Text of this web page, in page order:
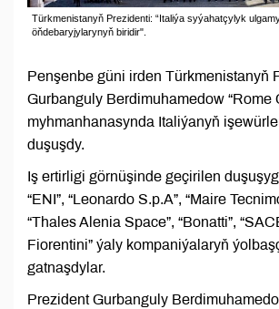
Türkmenistanyň Prezidenti: “Italiýa syýahatçylyk
öňdebaryjylarynyň biridir".
Penşenbe güni irden Türkmenistanyň
Gurbanguly Berdimuhamedow “Rome
myhmanhanasynda Italiýanyň
duşuşdy.
Iş ertirligi görnüşinde geçirilen
“ENI”, “Leonardo S.p.A”, “Maire
“Thales Alenia Space”, “Bonatti”,
Fiorentini” ýaly kompaniýalaryň
gatnaşdylar.
Prezident Gurbanguly